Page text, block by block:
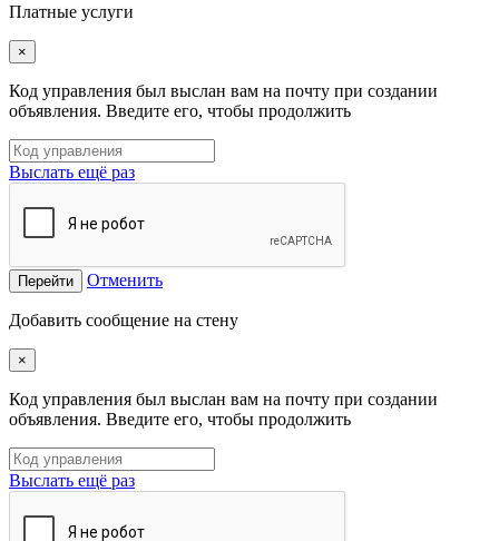
Платные услуги
×
Код управления был выслан вам на почту при создании
объявления. Введите его, чтобы продолжить
Выслать ещё раз
Перейти Отменить
Добавить сообщение на стену
×
Код управления был выслан вам на почту при создании
объявления. Введите его, чтобы продолжить
Выслать ещё раз